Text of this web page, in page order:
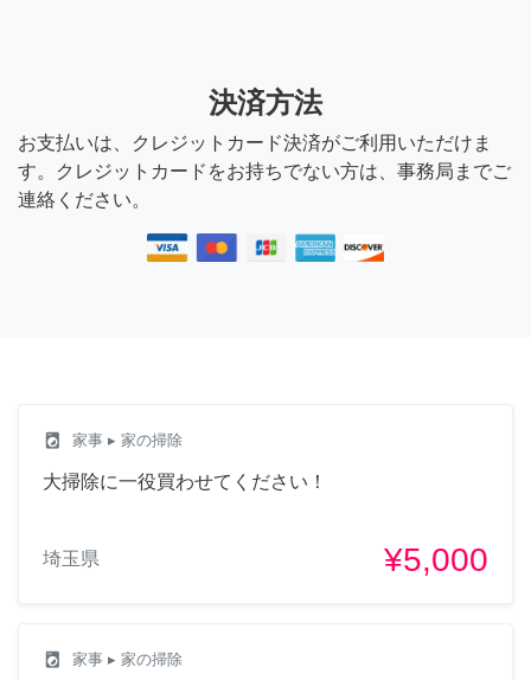
決済方法
お支払いは、クレジットカード決済がご利用いただけま
す。クレジットカードをお持ちでない方は、事務局までご
連絡ください。
local_laundry_service 家事 ▸ 家の掃除
大掃除に一役買わせてください！
埼玉県 ¥5,000
local_laundry_service 家事 ▸ 家の掃除